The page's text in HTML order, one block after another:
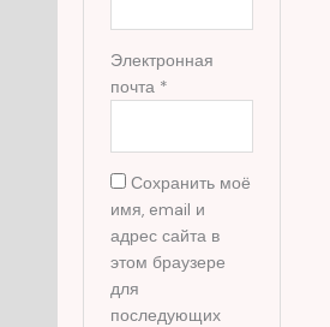
Электронная
почта *
Сохранить моё
имя, email и
адрес сайта в
этом браузере
для
последующих